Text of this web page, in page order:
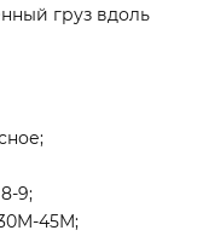
груз вдоль
9;
45M;